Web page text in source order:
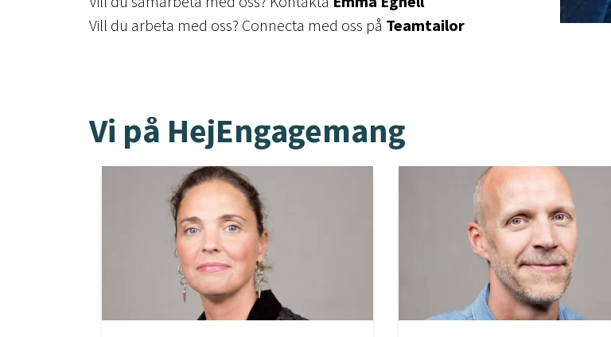
Vill du arbeta med oss? Connecta med oss på Teamtailor
Vi på HejEngagemang